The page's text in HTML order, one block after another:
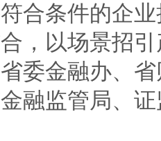
合条件的企
，以场景招
委金融办、
融监管局、